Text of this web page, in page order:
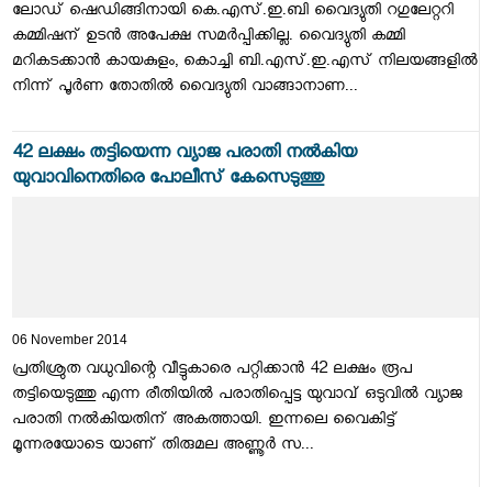
ലോഡ് ഷെഡിങ്ങിനായി കെ.എസ്.ഇ.ബി വൈദ്യുതി റഗുലേറ്ററി
കമ്മിഷന് ഉടന്‍ അപേക്ഷ സമര്‍പ്പിക്കില്ല. വൈദ്യുതി കമ്മി
മറികടക്കാന്‍ കായകുളം, കൊച്ചി ബി.എസ്.ഇ.എസ് നിലയങ്ങളില്‍
നിന്ന് പൂര്‍ണ തോതില്‍ വൈദ്യുതി വാങ്ങാനാണ...
42 ലക്ഷം തട്ടിയെന്ന വ്യാജ പരാതി നല്‍കിയ
യുവാവിനെതിരെ പോലീസ് കേസെടുത്തു
06 November 2014
പ്രതിശ്രുത വധുവിന്റെ വീട്ടുകാരെ പറ്റിക്കാന്‍ 42 ലക്ഷം രൂപ
തട്ടിയെടുത്തു എന്ന രീതിയില്‍ പരാതിപ്പെട്ട യുവാവ് ഒടുവില്‍ വ്യാജ
പരാതി നല്‍കിയതിന് അകത്തായി. ഇന്നലെ വൈകിട്ട്
മൂന്നരയോടെ യാണ് തിരുമല അണ്ണൂര്‍ സ...